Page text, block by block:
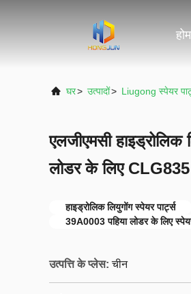
होम
घर> उत्पादों> Liugong स्पेयर
एलजीएमसी
लोडर के लिए CLG835
हाइड्रोलिक लियुगोंग स्पेयर पार्ट्स
39A0003 पहिया लोडर के लिए
उत्पत्ति के प्लेस: चीन